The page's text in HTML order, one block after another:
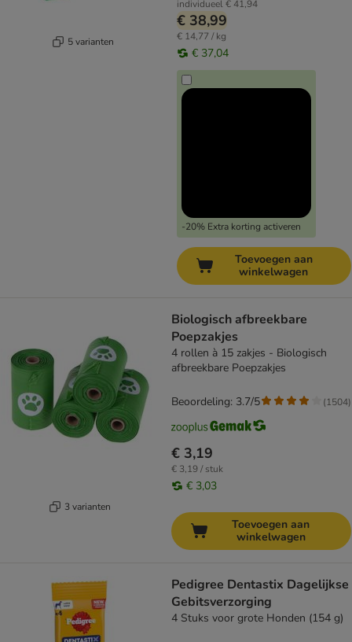
5 varianten
individueel€ 41,94
€ 38,99
€ 14,77 / kg
€ 37,04
-20% Extra korting activeren
Toevoegen aan
winkelwagen
3 varianten
Biologisch afbreekbare
Poepzakjes
4 rollen à 15 zakjes - Biologisch
afbreekbare Poepzakjes
€ 3,19
€ 3,19 / stuk
€ 3,03
Beoordeling: 3.7/5 (1504)
Toevoegen aan
winkelwagen
Pedigree Dentastix Dagelijkse
Gebitsverzorging
4 Stuks voor grote Honden (154 g)